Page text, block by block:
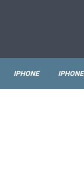
IPHONE IPHONE